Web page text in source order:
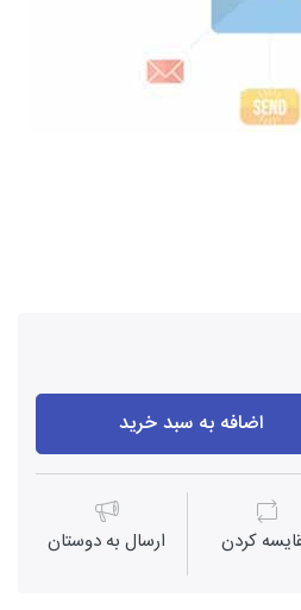
اضافه به سبد خرید
كردن ارسال به دوستان